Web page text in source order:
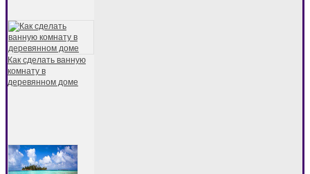
Как сделать ванную
комнату в
деревянном доме